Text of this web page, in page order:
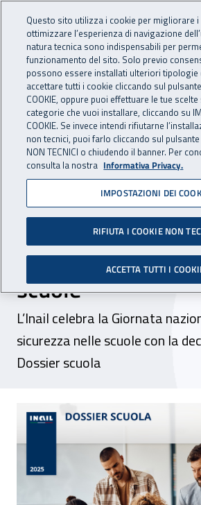
INAIL - Istituto
Navigazione
Navigazione - Ti trovi in:
Home Inail comunica News
20 novembre 2025
Dossier scuola
anni di impegno
salute e la
scuole
L’Inail celebra la Giornata
sicurezza nelle scuole con la
Dossier scuola
Dossier scuola 2025:
Questo sito utilizza i cookie per migliorare i
ottimizzare l’esperienza di navigazione
natura tecnica sono indispensabili per
funzionamento del sito. Solo previo
possono essere installati ulteriori tipologie
accettare tutti i cookie cliccando sul pulsante
COOKIE, oppure puoi effettuare le tue
categorie che vuoi installare, cliccando su
COOKIE. Se invece intendi rifiutarne
non tecnici, puoi farlo cliccando sul pulsante
NON TECNICI o chiudendo il banner. Per
consulta la nostra Informativa Privacy.
IMPOSTAZIONI DEI
RIFIUTA I COOKIE NON
ACCETTA TUTTI I